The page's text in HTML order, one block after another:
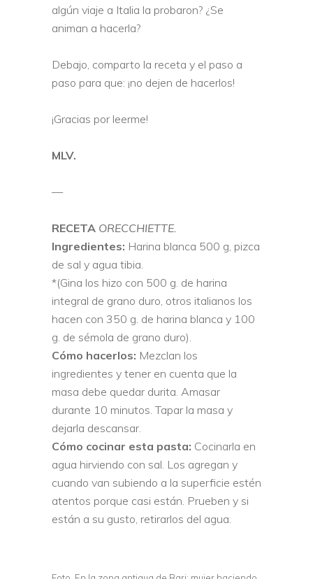
algún viaje a Italia la probaron? ¿Se
animan a hacerla?
Debajo, comparto la receta y el paso a
paso para que: ¡no dejen de hacerlos!
¡Gracias por leerme!
MLV.
—
RECETA ORECCHIETTE.
Ingredientes: Harina blanca 500 g, pizca
de sal y agua tibia.
*(Gina los hizo con 500 g. de harina
integral de grano duro, otros italianos los
hacen con 350 g. de harina blanca y 100
g. de sémola de grano duro).
Cómo hacerlos: Mezclan los
ingredientes y tener en cuenta que la
masa debe quedar durita. Amasar
durante 10 minutos. Tapar la masa y
dejarla descansar.
Cómo cocinar esta pasta: Cocinarla en
agua hirviendo con sal. Los agregan y
cuando van subiendo a la superficie estén
atentos porque casi están. Prueben y si
están a su gusto, retirarlos del agua.